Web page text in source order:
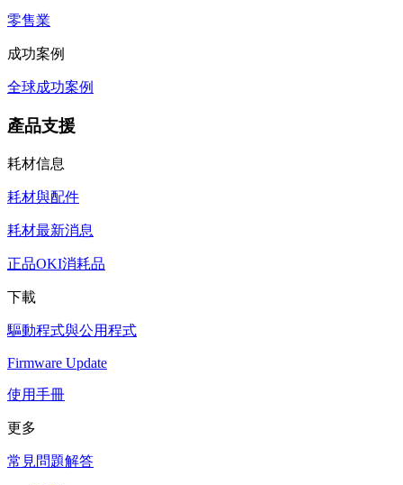
零售業
成功案例
全球成功案例
產品支援
耗材信息
耗材與配件
耗材最新消息
正品OKI消耗品
下載
驅動程式與公用程式
Firmware Update
使用手冊
更多
常見問題解答